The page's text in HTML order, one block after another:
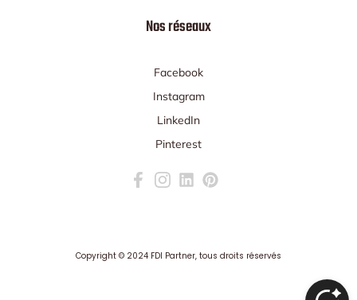
Nos réseaux
Facebook
Instagram
LinkedIn
Pinterest
Copyright © 2024 FDI Partner, tous droits réservés